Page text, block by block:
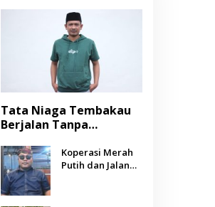
Tata Niaga Tembakau
Berjalan Tanpa
Negara Berpihak
kepada Petani?
Koperasi Merah
Putih dan Jalan